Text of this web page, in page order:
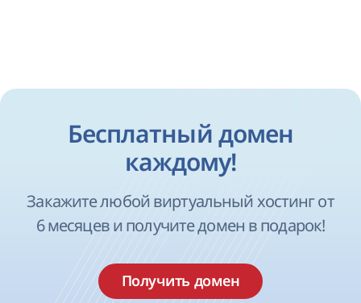
Бесплатный домен
каждому!
Закажите любой виртуальный хостинг от
6 месяцев и получите домен в подарок!
Получить домен